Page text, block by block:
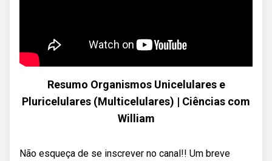
Resumo Organismos Unicelulares e
Pluricelulares (Multicelulares) | Ciências com
William
Não esqueça de se inscrever no canal!! Um breve